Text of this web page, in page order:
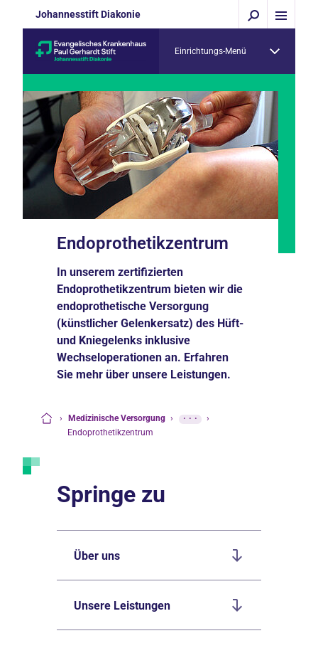
Johannesstift Diakonie
Einrichtungs-Menü
Endoprothetikzentrum
In unserem zertifizierten
Endoprothetikzentrum bieten wir die
endoprothetische Versorgung
(künstlicher Gelenkersatz) des Hüft-
und Kniegelenks inklusive
Wechseloperationen an. Erfahren
Sie mehr über unsere Leistungen.
› Medizinische Versorgung › ···
›
Endoprothetikzentrum
Springe zu
Über uns
Unsere Leistungen